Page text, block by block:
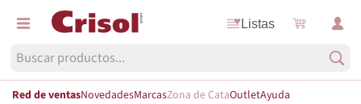
Listas
Red de ventasNovedadesMarcasZona de CataOutletAyuda